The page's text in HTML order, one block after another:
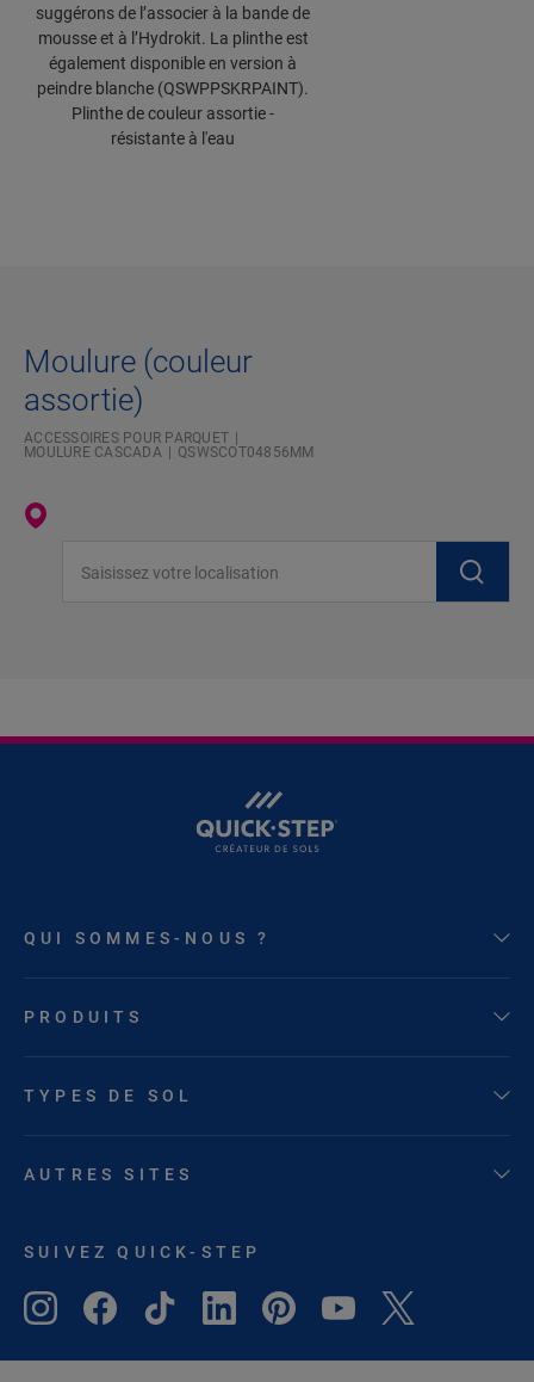
suggérons de l’associer à la bande de
mousse et à l’Hydrokit. La plinthe est
également disponible en version à
peindre blanche (QSWPPSKRPAINT).
Plinthe de couleur assortie -
résistante à l'eau
Moulure (couleur
assortie)
ACCESSOIRES POUR PARQUET
MOULURE CASCADA
QSWSCOT04856MM
QUI SOMMES-NOUS ?
PRODUITS
TYPES DE SOL
AUTRES SITES
SUIVEZ QUICK-STEP